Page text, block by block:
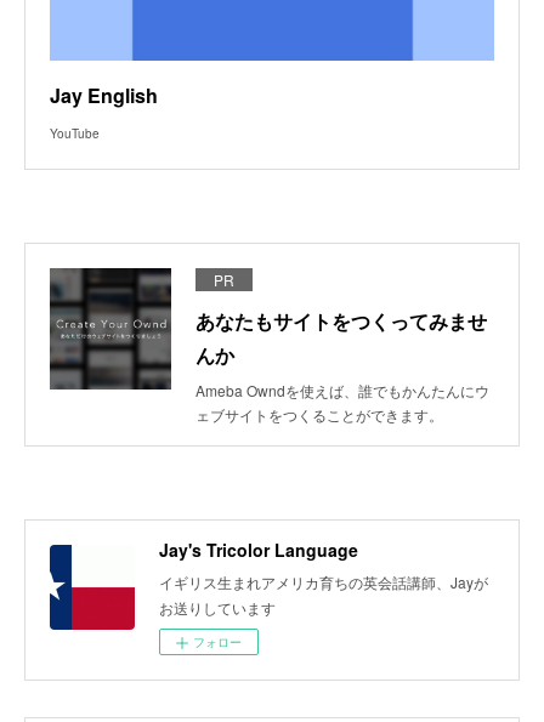
Jay English
YouTube
PR
あなたもサイトをつくってみませ
んか
Ameba Owndを使えば、誰でもかんたんにウ
ェブサイトをつくることができます。
Jay's Tricolor Language
イギリス生まれアメリカ育ちの英会話講師、Jayが
お送りしています
フォロー